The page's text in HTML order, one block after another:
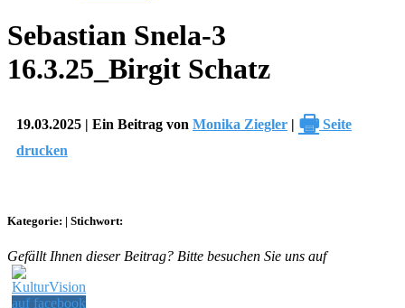
Sebastian Snela-3
16.3.25_Birgit Schatz
19.03.2025 | Ein Beitrag von Monika Ziegler | 🖶 Seite
drucken
Kategorie: | Stichwort:
Gefällt Ihnen dieser Beitrag? Bitte besuchen Sie uns auf